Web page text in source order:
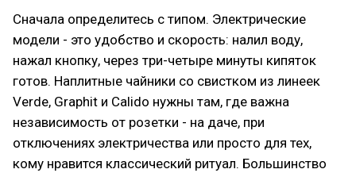
Сначала определитесь с типом. Электрические
модели - это удобство и скорость: налил воду,
нажал кнопку, через три-четыре минуты кипяток
готов. Наплитные чайники со свистком из линеек
Verde, Graphit и Calido нужны там, где важна
независимость от розетки - на даче, при
отключениях электричества или просто для тех,
кому нравится классический ритуал. Большинство